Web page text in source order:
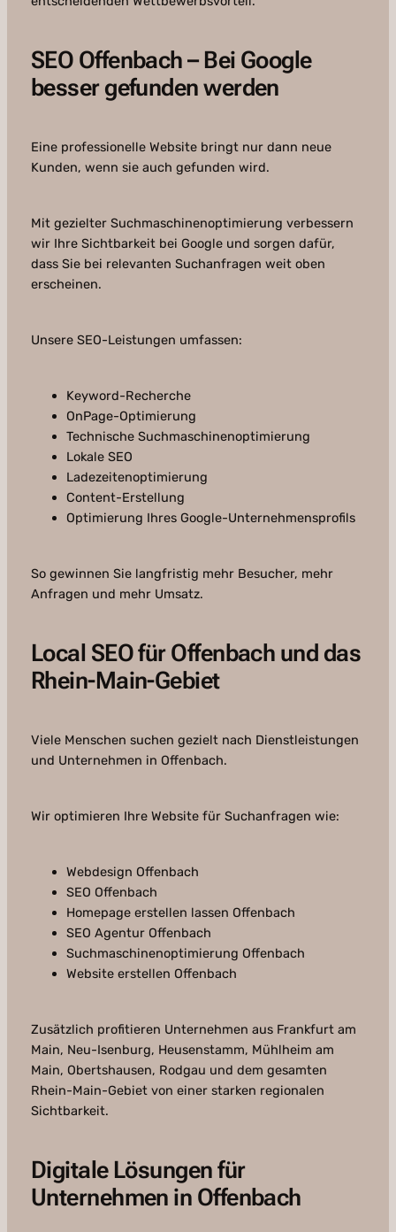
SEO Offenbach – Bei Google
besser gefunden werden
Eine professionelle Website bringt nur dann neue
Kunden, wenn sie auch gefunden wird.
Mit gezielter Suchmaschinenoptimierung verbessern
wir Ihre Sichtbarkeit bei Google und sorgen dafür,
dass Sie bei relevanten Suchanfragen weit oben
erscheinen.
Unsere SEO-Leistungen umfassen:
Keyword-Recherche
OnPage-Optimierung
Technische Suchmaschinenoptimierung
Lokale SEO
Ladezeitenoptimierung
Content-Erstellung
Optimierung Ihres Google-Unternehmensprofils
So gewinnen Sie langfristig mehr Besucher, mehr
Anfragen und mehr Umsatz.
Local SEO für Offenbach und das
Rhein-Main-Gebiet
Viele Menschen suchen gezielt nach Dienstleistungen
und Unternehmen in Offenbach.
Wir optimieren Ihre Website für Suchanfragen wie:
Webdesign Offenbach
SEO Offenbach
Homepage erstellen lassen Offenbach
SEO Agentur Offenbach
Suchmaschinenoptimierung Offenbach
Website erstellen Offenbach
Zusätzlich profitieren Unternehmen aus Frankfurt am
Main, Neu-Isenburg, Heusenstamm, Mühlheim am
Main, Obertshausen, Rodgau und dem gesamten
Rhein-Main-Gebiet von einer starken regionalen
Sichtbarkeit.
Digitale Lösungen für
Unternehmen in Offenbach